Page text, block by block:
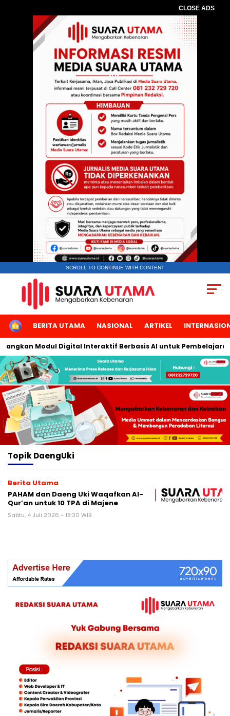
CLOSE ADS
SCROLL TO CONTINUE WITH CONTENT
HOMEBERITA UTAMA NASIONAL ARTIKEL
Modul Digital Interaktif Berbasis AI untuk Pembelajaran
TopikDaengUki
Berita Utama
PAHAM dan Daeng Uki Waqafkan Al-
Qur’an untuk 10 TPA di Majene
Sabtu, 4 Juli 2026 - 18:30 WIB